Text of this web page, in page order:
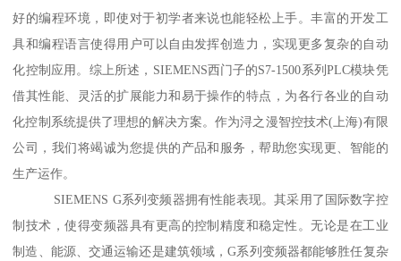
好的编程环境，即使对于初学者来说也能轻松上手。丰富的开发工
具和编程语言使得用户可以自由发挥创造力，实现更多复杂的自动
化控制应用。综上所述，SIEMENS西门子的S7-1500系列PLC模块凭
借其性能、灵活的扩展能力和易于操作的特点，为各行各业的自动
化控制系统提供了理想的解决方案。作为浔之漫智控技术(上海)有限
公司，我们将竭诚为您提供的产品和服务，帮助您实现更、智能的
生产运作。
SIEMENS G系列变频器拥有性能表现。其采用了国际数字控
制技术，使得变频器具有更高的控制精度和稳定性。无论是在工业
制造、能源、交通运输还是建筑领域，G系列变频器都能够胜任复杂